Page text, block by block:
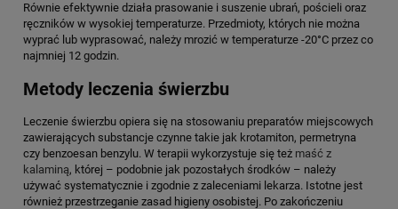
Równie efektywnie działa prasowanie i suszenie ubrań, pościeli oraz
ręczników w wysokiej temperaturze. Przedmioty, których nie można
wyprać lub wyprasować, należy mrozić w temperaturze -20°C przez co
najmniej 12 godzin.
Metody leczenia świerzbu
Leczenie świerzbu opiera się na stosowaniu preparatów miejscowych
zawierających substancje czynne takie jak krotamiton, permetryna
czy benzoesan benzylu. W terapii wykorzystuje się też maść z
kalaminą, której – podobnie jak pozostałych środków – należy
używać systematycznie i zgodnie z zaleceniami lekarza. Istotne jest
również przestrzeganie zasad higieny osobistej. Po zakończeniu